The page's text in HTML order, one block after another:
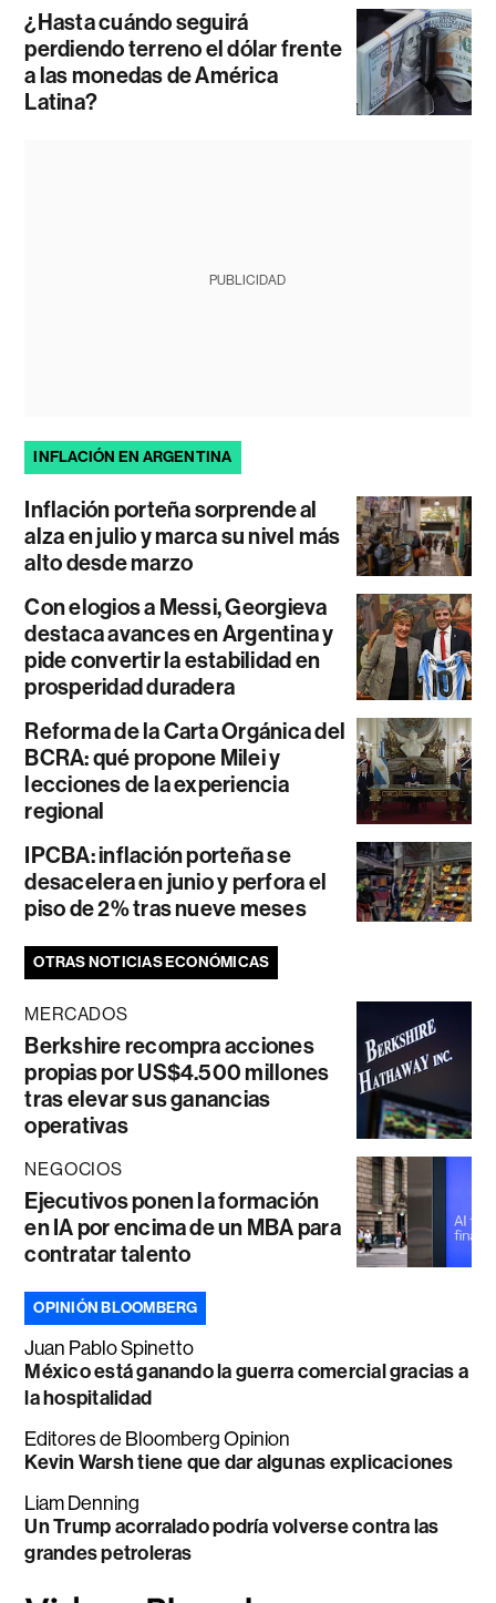
¿Hasta cuándo seguirá
perdiendo terreno el dólar frente
a las monedas de América
Latina?
PUBLICIDAD
INFLACIÓN EN ARGENTINA
Inflación porteña sorprende al
alza en julio y marca su nivel más
alto desde marzo
Con elogios a Messi, Georgieva
destaca avances en Argentina y
pide convertir la estabilidad en
prosperidad duradera
Reforma de la Carta Orgánica del
BCRA: qué propone Milei y
lecciones de la experiencia
regional
IPCBA: inflación porteña se
desacelera en junio y perfora el
piso de 2% tras nueve meses
OTRAS NOTICIAS ECONÓMICAS
MERCADOS
Berkshire recompra acciones
propias por US$4.500 millones
tras elevar sus ganancias
operativas
NEGOCIOS
Ejecutivos ponen la formación
en IA por encima de un MBA para
contratar talento
OPINIÓN BLOOMBERG
Juan Pablo Spinetto
México está ganando la guerra comercial gracias a
la hospitalidad
Editores de Bloomberg Opinion
Kevin Warsh tiene que dar algunas explicaciones
Liam Denning
Un Trump acorralado podría volverse contra las
grandes petroleras